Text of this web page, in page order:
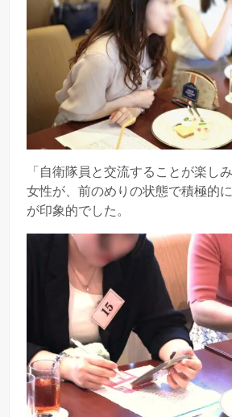
「自衛隊員と交流することが楽し
女性が、前のめりの状態で積極的
が印象的でした。